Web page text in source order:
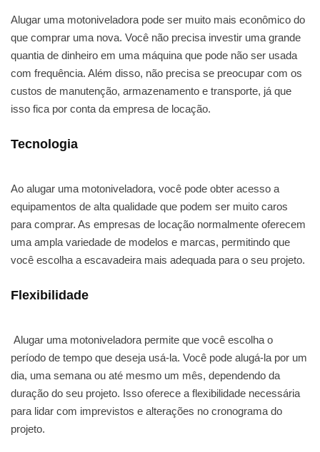
Alugar uma motoniveladora pode ser muito mais econômico do
que comprar uma nova. Você não precisa investir uma grande
quantia de dinheiro em uma máquina que pode não ser usada
com frequência. Além disso, não precisa se preocupar com os
custos de manutenção, armazenamento e transporte, já que
isso fica por conta da empresa de locação.
Tecnologia
Ao alugar uma motoniveladora, você pode obter acesso a
equipamentos de alta qualidade que podem ser muito caros
para comprar. As empresas de locação normalmente oferecem
uma ampla variedade de modelos e marcas, permitindo que
você escolha a escavadeira mais adequada para o seu projeto.
Flexibilidade
Alugar uma motoniveladora permite que você escolha o
período de tempo que deseja usá-la. Você pode alugá-la por um
dia, uma semana ou até mesmo um mês, dependendo da
duração do seu projeto. Isso oferece a flexibilidade necessária
para lidar com imprevistos e alterações no cronograma do
projeto.